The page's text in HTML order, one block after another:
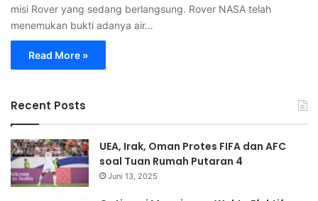
misi Rover yang sedang berlangsung. Rover NASA telah
menemukan bukti adanya air…
Read More »
Recent Posts
UEA, Irak, Oman Protes FIFA dan AFC
soal Tuan Rumah Putaran 4
Juni 13, 2025